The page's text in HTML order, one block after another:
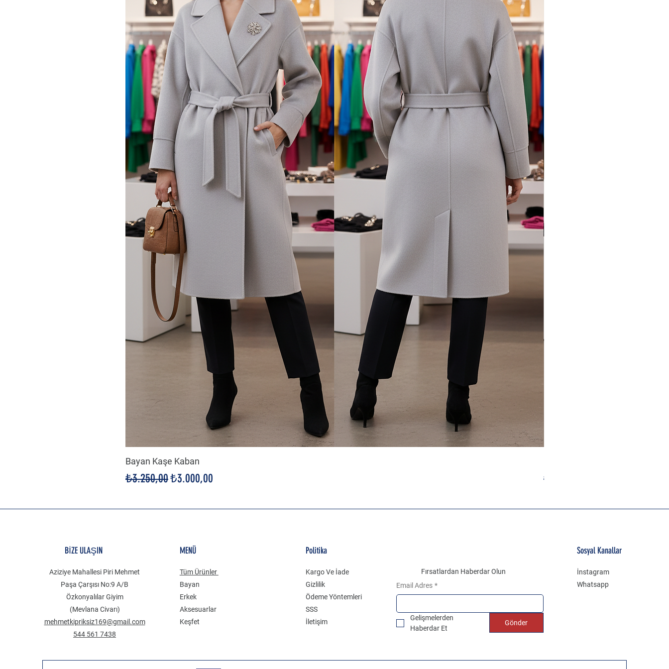
Bayan Kaşe Kaban
Normal Fiyat
₺3.250,00İndirimli Fiyat
₺3.000,00 Normal Fiyat
₺3.250,00
BİZE ULAŞIN
Aziziye Mahallesi Piri Mehmet
Paşa Çarşısı No:9 A/B
Özkonyalılar Giyim
(Mevlana Civarı)
mehmetkipriksiz169@gmail.com
544 561 7438
MENÜ
Tüm Ürünler
Bayan
Erkek
Aksesuarlar
Keşfet
Politika
Kargo Ve İade
Gizlilik
Ödeme Yöntemleri
SSS
İletişim
Fırsatlardan Haberdar Olun
Email Adres *
Gelişmelerden
Haberdar Et
Gönder
Sosyal Kanallar
İnstagram
Whatsapp